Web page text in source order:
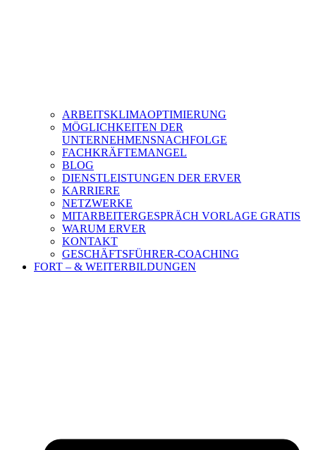
ARBEITSKLIMAOPTIMIERUNG
MÖGLICHKEITEN DER
UNTERNEHMENSNACHFOLGE
FACHKRÄFTEMANGEL
BLOG
DIENSTLEISTUNGEN DER ERVER
KARRIERE
NETZWERKE
MITARBEITERGESPRÄCH VORLAGE GRATIS
WARUM ERVER
KONTAKT
GESCHÄFTSFÜHRER-COACHING
FORT – & WEITERBILDUNGEN